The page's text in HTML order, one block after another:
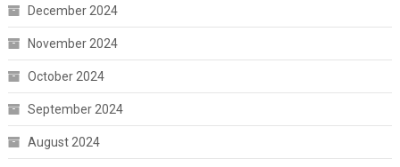
December 2024
November 2024
October 2024
September 2024
August 2024